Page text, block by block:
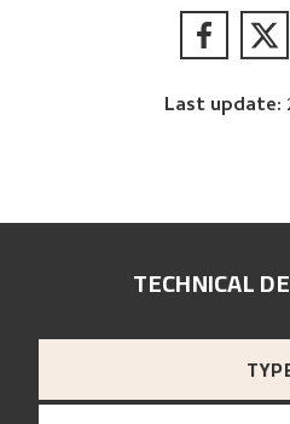
Last update:
TECHNICAL